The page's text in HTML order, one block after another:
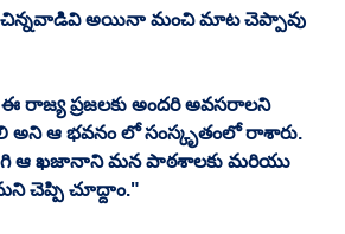
చిన్నవాడివి అయినా మంచి మాట చెప్పావు
ప్రజలకు అందరి అవసరాలని
ఆ భవనం లో సంస్కృతంలో రాశారు.
ఆ ఖజానాని మన పాఠశాలకు మరియు
చెప్పి చూద్దాం."